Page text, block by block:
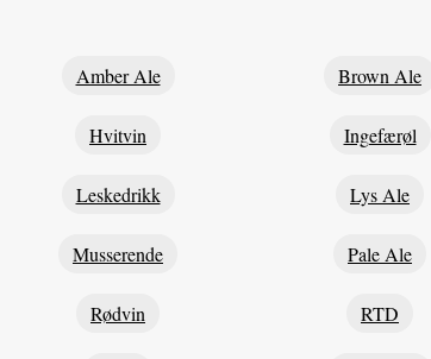
Amber Ale Brown Ale
Hvitvin Ingefærøl
Leskedrikk Lys Ale
Musserende Pale Ale
Rødvin RTD